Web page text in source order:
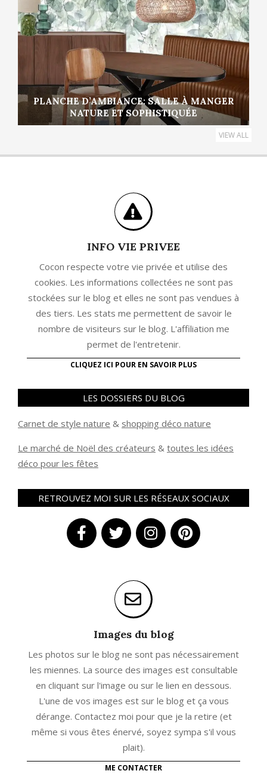
PLANCHE D’AMBIANCE: SALLE À MANGER
NATURE ET SOPHISTIQUÉE
VIEW ALL
INFO VIE PRIVEE
Cocon respecte votre vie privée et utilise des
cookies. Les informations collectées ne sont pas
stockées sur le blog et elles ne sont pas vendues à
des tiers. Les stats me permettent de savoir le
nombre de visiteurs sur le blog. L'affiliation me
permet de l'entretenir.
CLIQUEZ ICI POUR EN SAVOIR PLUS
LES DOSSIERS DU BLOG
Carnet de style nature & shopping déco nature
Le marché de Noël des créateurs & toutes les idées
déco pour les fêtes
RETROUVEZ MOI SUR LES RÉSEAUX SOCIAUX
Images du blog
Les photos sur le blog ne sont pas nécessairement
les miennes. La source des images est consultable
en cliquant sur l'image ou sur le lien en dessous.
L'une de vos images est sur le blog et ça vous
dérange. Contactez moi pour que je la retire (et
même si vous êtes énervé, soyez sympa s'il vous
plait).
ME CONTACTER